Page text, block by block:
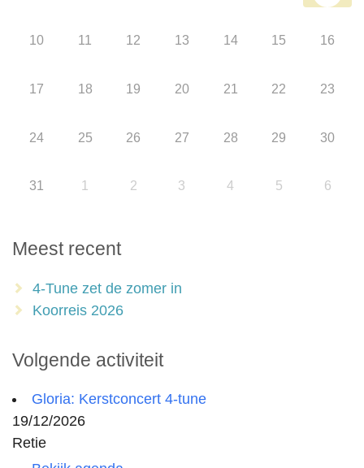
10 11 12 13 14 15 16
17 18 19 20 21 22 23
24 25 26 27 28 29 30
31 1 2 3 4 5 6
Meest recent
4-Tune zet de zomer in
Koorreis 2026
Volgende activiteit
Gloria: Kerstconcert 4-tune
19/12/2026
Retie